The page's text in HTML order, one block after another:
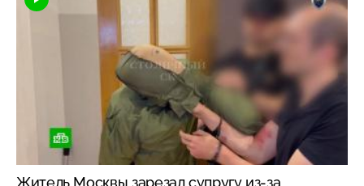
Житель Москвы зарезал супругу из-за